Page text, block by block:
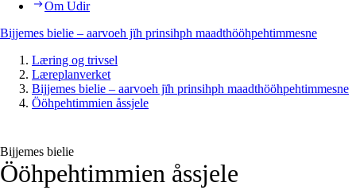
Om Udir
Bijjemes bielie – aarvoeh jïh prinsihph maadthööhpehtimmesne
Læring og trivsel
Læreplanverket
Bijjemes bielie – aarvoeh jïh prinsihph maadthööhpehtimmesne
Ööhpehtimmien åssjele
Bijjemes bielie
Ööhpehtimmien åssjele